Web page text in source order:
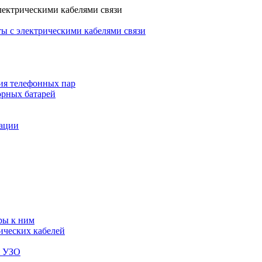
кабелями связи
электрическими кабелями связи
телефонных пар
батарей
к ним
кабелей
УЗО